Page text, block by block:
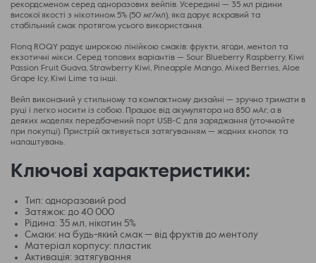
рекордсменом серед одноразових вейпів. Усередині — 35 мл рідини
високої якості з нікотином 5% (50 мг/мл), яка дарує яскравий та
стабільний смак протягом усього використання.
Flonq ROQY радує широкою лінійкою смаків: фрукти, ягоди, ментол та
екзотичні мікси. Серед топових варіантів — Sour Blueberry Raspberry, Kiwi
Passion Fruit Guava, Strawberry Kiwi, Pineapple Mango, Mixed Berries, Aloe
Grape Icy, Kiwi Lime та інші.
Вейп виконаний у стильному та компактному дизайні — зручно тримати в
руці і легко носити із собою. Працює від акумулятора на 850 мАг, а в
деяких моделях передбачений порт USB-C для заряджання (уточнюйте
при покупці). Пристрій активується затягуванням — жодних кнопок та
налаштувань.
Ключові характеристики:
Тип: одноразовий pod
Затяжок: до 40 000
Рідина: 35 мл, нікотин 5%
Смаки: на будь-який смак — від фруктів до ментолу
Матеріал корпусу: пластик
Активація: затягування